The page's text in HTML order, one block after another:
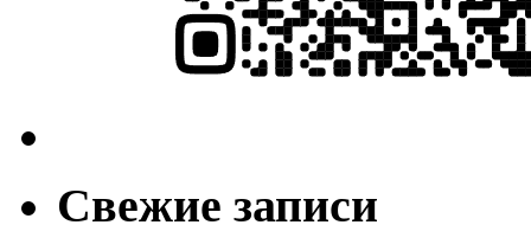
Свежие записи